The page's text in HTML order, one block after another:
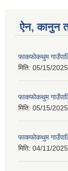
ऐन, कानुन
फाकफोकथुम
मिति: 05/15/
फाकफोकथुम
मिति: 05/15/
फाकफोकथुम
मिति: 04/11/